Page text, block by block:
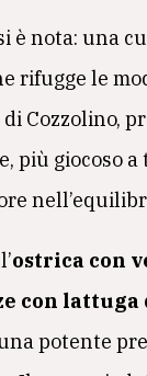
è nota: una
rifugge le
Cozzolino,
più giocoso
ostrica con
con lattuga
potente